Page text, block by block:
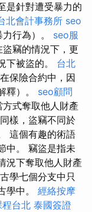
是針對遭受暴力的
北會計事務所 seo
行為）。 seo服
竊的情況下，更
下被盜的。 台北
保險合約中，因
釋）。 seo顧問
式奪取他人財產
樣，盜竊不同於
這個有趣的術語
中。 竊盜是指未
況下奪取他人財產
學七個分支中只
學中。 經絡按摩
台北 泰國簽證